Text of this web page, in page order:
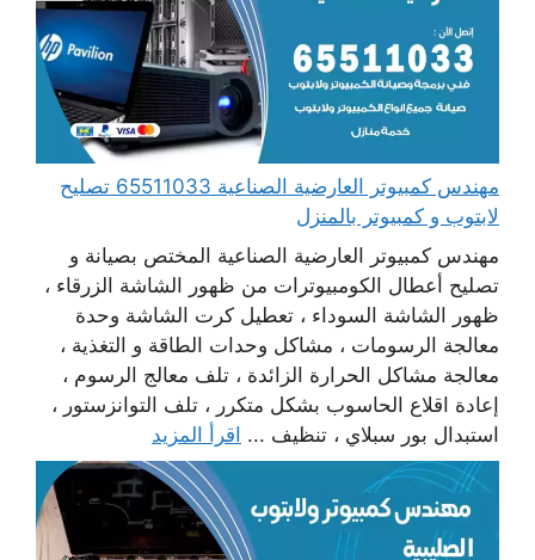
مهندس كمبيوتر العارضية الصناعية 65511033 تصليح
لابتوب و كمبيوتر بالمنزل
مهندس كمبيوتر العارضية الصناعية المختص بصيانة و
تصليح أعطال الكومبيوترات من ظهور الشاشة الزرقاء ،
ظهور الشاشة السوداء ، تعطيل كرت الشاشة وحدة
معالجة الرسومات ، مشاكل وحدات الطاقة و التغذية ،
معالجة مشاكل الحرارة الزائدة ، تلف معالج الرسوم ،
إعادة اقلاع الحاسوب بشكل متكرر ، تلف التوانزستور ،
استبدال بور سبلاي ، تنظيف ... اقرأ المزيد